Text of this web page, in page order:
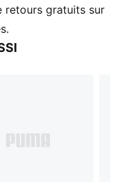
techniques
pour vous
retours gratuits sur